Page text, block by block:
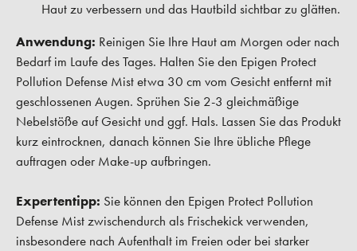
Haut zu verbessern und das Hautbild sichtbar zu glätten.
Anwendung: Reinigen Sie Ihre Haut am Morgen oder nach
Bedarf im Laufe des Tages. Halten Sie den Epigen Protect
Pollution Defense Mist etwa 30 cm vom Gesicht entfernt mit
geschlossenen Augen. Sprühen Sie 2-3 gleichmäßige
Nebelstöße auf Gesicht und ggf. Hals. Lassen Sie das Produkt
kurz eintrocknen, danach können Sie Ihre übliche Pflege
auftragen oder Make-up aufbringen.
Expertentipp: Sie können den Epigen Protect Pollution
Defense Mist zwischendurch als Frischekick verwenden,
insbesondere nach Aufenthalt im Freien oder bei starker